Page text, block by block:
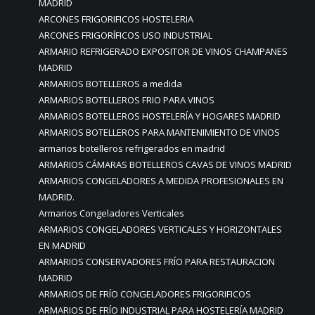
MADRID
ARCONES FRIGORIFICOS HOSTELERIA
ARCONES FRIGORÍFICOS USO INDUSTRIAL
ARMARIO REFRIGERADO EXPOSITOR DE VINOS CHAMPANES
MADRID
ARMARIOS BOTELLEROS a medida
ARMARIOS BOTELLEROS FRIO PARA VINOS
ARMARIOS BOTELLEROS HOSTELERÍA Y HOGARES MADRID
ARMARIOS BOTELLEROS PARA MANTENIMIENTO DE VINOS
armarios botelleros refrigerados en madrid
ARMARIOS CÁMARAS BOTELLEROS CAVAS DE VINOS MADRID
ARMARIOS CONGELADORES A MEDIDA PROFESIONALES EN
MADRID.
Armarios Congeladores Verticales
ARMARIOS CONGELADORES VERTICALES Y HORIZONTALES
EN MADRID
ARMARIOS CONSERVADORES FRÍO PARA RESTAURACION
MADRID
ARMARIOS DE FRÍO CONGELADORES FRIGORIFICOS
ARMARIOS DE FRÍO INDUSTRIAL PARA HOSTELERÍA MADRID